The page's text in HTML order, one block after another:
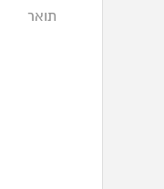
תואר